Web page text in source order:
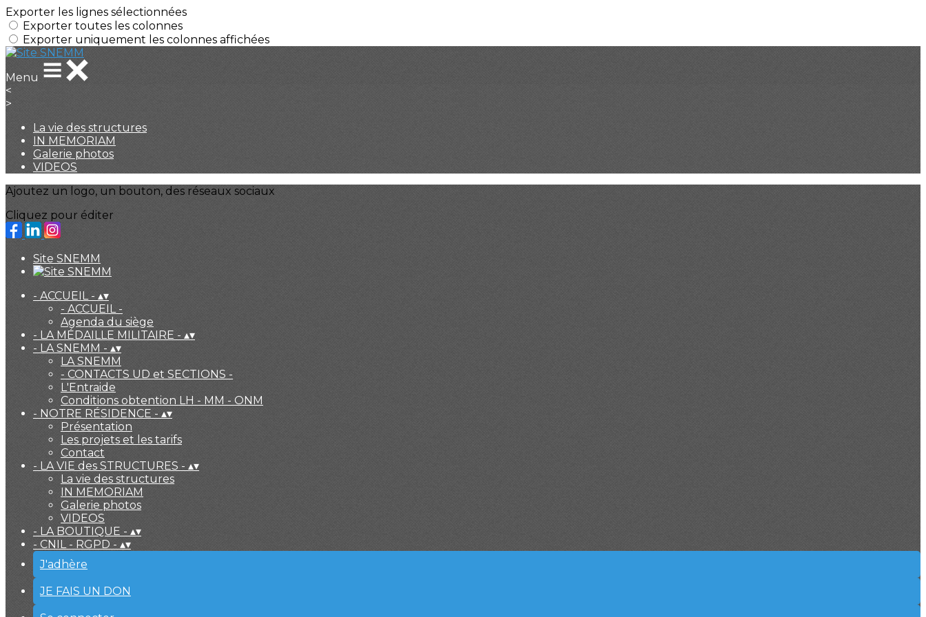
Exporter les lignes sélectionnées
Exporter toutes les colonnes
Exporter uniquement les colonnes affichées
Menu
<
>
La vie des structures
IN MEMORIAM
Galerie photos
VIDEOS
Ajoutez un logo, un bouton, des réseaux sociaux
Cliquez pour éditer
Site SNEMM
- ACCUEIL - ▴▾
- ACCUEIL -
Agenda du siège
- LA MÉDAILLE MILITAIRE - ▴▾
- LA SNEMM - ▴▾
LA SNEMM
- CONTACTS UD et SECTIONS -
L'Entraide
Conditions obtention LH - MM - ONM
- NOTRE RÉSIDENCE - ▴▾
Présentation
Les projets et les tarifs
Contact
- LA VIE des STRUCTURES - ▴▾
La vie des structures
IN MEMORIAM
Galerie photos
VIDEOS
- LA BOUTIQUE - ▴▾
- CNIL - RGPD - ▴▾
J'adhère
JE FAIS UN DON